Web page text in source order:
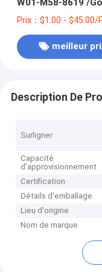
W01-M58-8619 /
941MB
Prix：$1.00 - $45.00/
meilleur
Description De
Surligner
Capacité
d'approvisionnement
Certification
Détails d'emballage
Lieu d'origine
Nom de marque